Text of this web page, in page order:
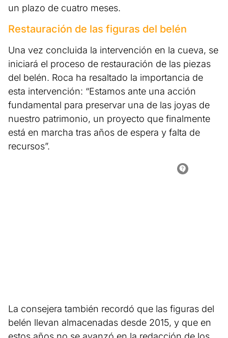
un plazo de cuatro meses.
Restauración de las figuras del belén
Una vez concluida la intervención en la cueva, se
iniciará el proceso de restauración de las piezas
del belén. Roca ha resaltado la importancia de
esta intervención: “Estamos ante una acción
fundamental para preservar una de las joyas de
nuestro patrimonio, un proyecto que finalmente
está en marcha tras años de espera y falta de
recursos”.
La consejera también recordó que las figuras del
belén llevan almacenadas desde 2015, y que en